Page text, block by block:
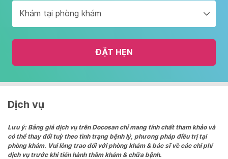
interact
with
the
and
date.
the
question
mark
Khám tại phòng khám
ĐẶT HẸN
Dịch vụ
Lưu ý: Bảng giá dịch vụ trên Docosan chỉ mang tính chất tham khảo và
có thể thay đổi tuỳ theo tình trạng bệnh lý, phương pháp điều trị tại
phòng khám. Vui lòng trao đổi với phòng khám & bác sĩ về các chi phí
dịch vụ trước khi tiến hành thăm khám & chữa bệnh.